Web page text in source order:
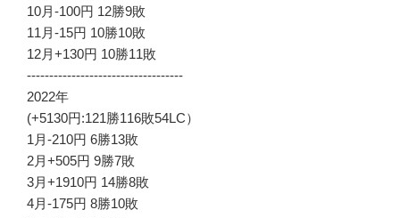
10月-100円 12勝9敗
11月-15円 10勝10敗
12月+130円 10勝11敗
-----------------------------------
2022年
(+5130円:121勝116敗54LC）
1月-210円 6勝13敗
2月+505円 9勝7敗
3月+1910円 14勝8敗
4月-175円 8勝10敗